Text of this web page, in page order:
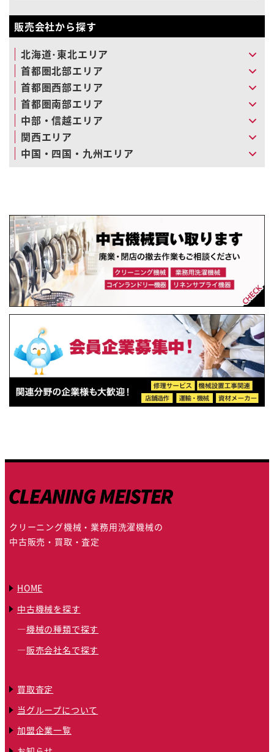
販売会社から探す
北海道･東北エリア
首都圏北部エリア
首都圏西部エリア
首都圏南部エリア
中部・信越エリア
関西エリア
中国・四国・九州エリア
クリーニング機械・業務用洗濯機械の
中古販売・買取・査定
HOME
中古機械を探す
機械の種類で探す
販売会社名で探す
買取査定
当グループについて
加盟企業一覧